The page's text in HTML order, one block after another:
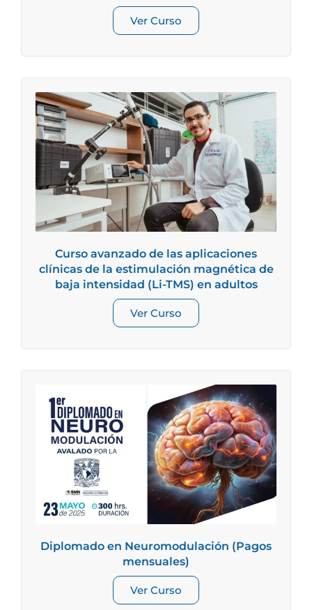
Ver Curso
Curso avanzado de las aplicaciones
clínicas de la estimulación magnética de
baja intensidad (Li-TMS) en adultos
Ver Curso
Diplomado en Neuromodulación (Pagos
mensuales)
Ver Curso